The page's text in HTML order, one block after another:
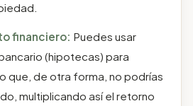
financiero: Puedes usar
(hipotecas) para
que, de otra forma, no podrías
multiplicando así el retorno